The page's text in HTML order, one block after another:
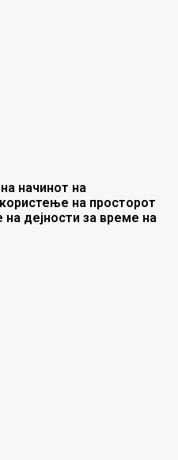
начинот на
на просторот
дејности за време на